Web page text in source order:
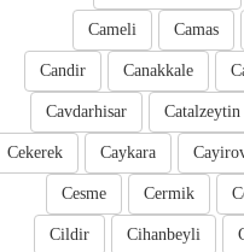
Camas
Cameli
Canakkale
Candir
Catalzeytin
Cavdarhisar
Caykara
Cekerek
Cermik
Cesme
Cihanbeyli
Cildir